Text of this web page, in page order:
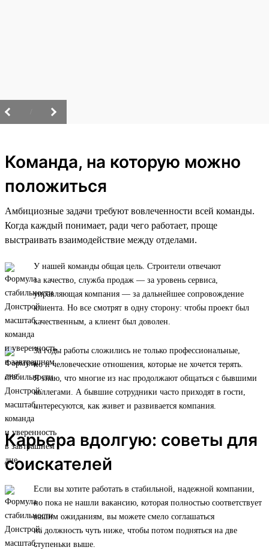
Команда, на которую можно
положиться
Амбициозные задачи требуют вовлеченности всей команды.
Когда каждый понимает, ради чего работает, проще
выстраивать взаимодействие между отделами.
У нашей команды общая цель. Строители отвечают
за качество, служба продаж — за уровень сервиса,
управляющая компания — за дальнейшее сопровождение
клиента. Но все смотрят в одну сторону: чтобы проект был
качественным, а клиент был доволен.
За годы работы сложились не только профессиональные,
но и человеческие отношения, которые не хочется терять.
Я знаю, что многие из нас продолжают общаться с бывшими
коллегами. А бывшие сотрудники часто приходят в гости,
интересуются, как живет и развивается компания.
Карьера вдолгую: советы для
соискателей
Если вы хотите работать в стабильной, надежной компании,
но пока не нашли вакансию, которая полностью соответствует
вашим ожиданиям, вы можете смело соглашаться
на должность чуть ниже, чтобы потом подняться на две
ступеньки выше.